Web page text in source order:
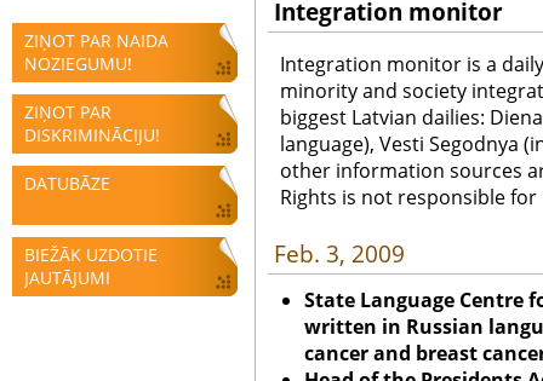
ZIŅOT PAR NAIDA
NOZIEGUMU!
ZIŅOT PAR
DISKRIMINĀCIJU!
DATUBĀZE
BIEŽĀK UZDOTIE
JAUTĀJUMI
Integration monitor
Integration monitor is a
minority and society
biggest Latvian dailies:
language), Vesti Segodnya
other information sources
Rights is not responsible
Feb. 3, 2009
State Language
written in Russian
cancer and breast